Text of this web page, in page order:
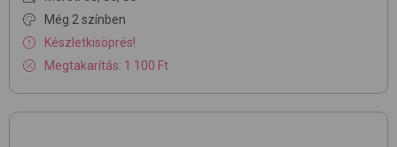
Még 2 színben
Készletkisöprés!
Megtakarítás: 1 100 Ft